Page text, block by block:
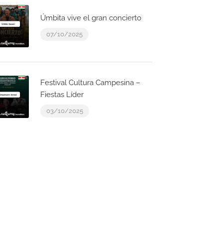
Úmbita vive el gran concierto
07/10/2025
Festival Cultura Campesina –
Fiestas Líder
03/10/2025